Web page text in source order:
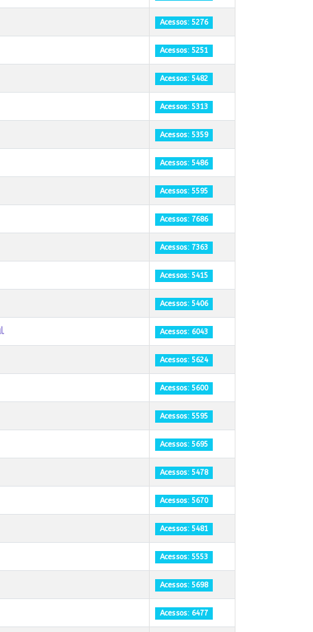
Acessos: 5276
Acessos: 5251
Acessos: 5482
Acessos: 5313
Acessos: 5359
Acessos: 5486
Acessos: 5595
Acessos: 7686
Acessos: 7363
Acessos: 5415
Acessos: 5406
Acessos: 6043
Acessos: 5624
Acessos: 5600
Acessos: 5595
Acessos: 5695
Acessos: 5478
Acessos: 5670
Acessos: 5481
Acessos: 5553
Acessos: 5698
Acessos: 6477